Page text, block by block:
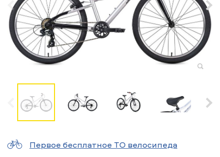
Первое бесплатное ТО велосипеда